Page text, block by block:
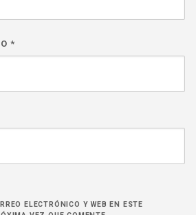
*
ELECTRÓNICO Y WEB EN ESTE